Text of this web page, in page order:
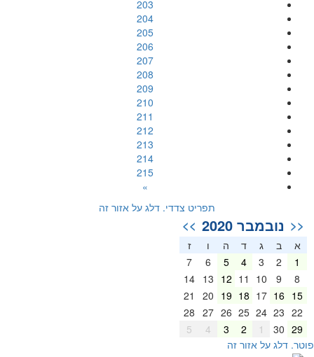
203
204
205
206
207
208
209
210
211
212
213
214
215
»
תפריט צדדי. דלג על אזור זה
<< נובמבר 2020 >>
א ב ג ד ה
ז
2
3
4
5
6
7
8
9
10
11
12
13
14
15
16
17
18
19
20
21
22
23
24
25
26
27
28
29
30
1
2
3
4
5
דלג על אזור זה